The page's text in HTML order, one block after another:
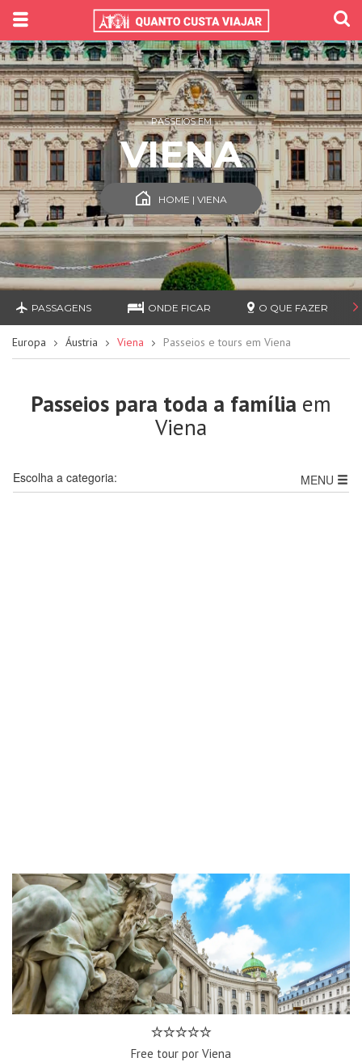
PASSEIOS EM
VIENA
HOME | VIENA
PASSAGENS ONDE FICAR O QUE FAZER
Europa Áustria Viena Passeios e tours em Viena
Passeios para toda a família em
Viena
MENU
Escolha a categoria:
Free tour por Viena